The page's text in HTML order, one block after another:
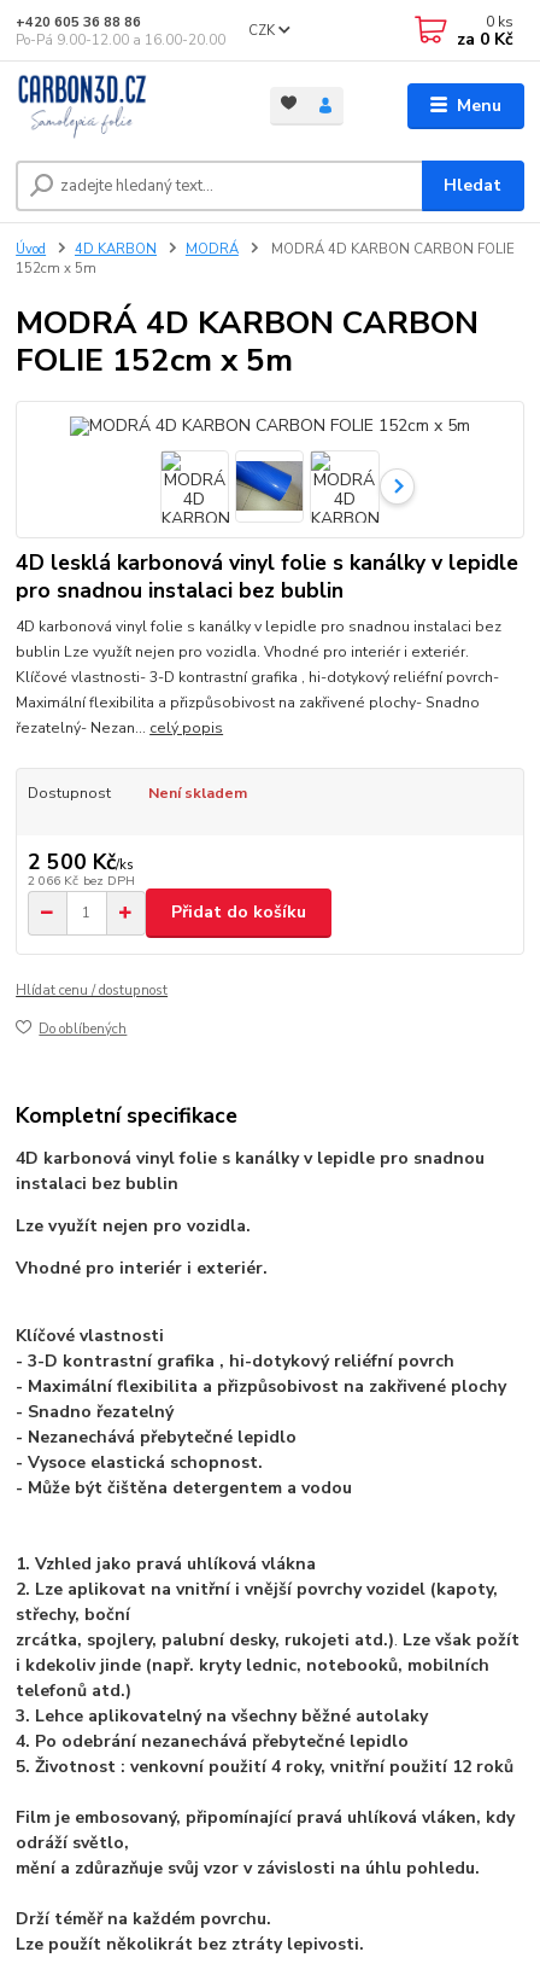
Menu
CZK
Hledat
+420 605 36 88 86
Po-Pá 9.00-12.00 a 16.00-20.00
0 ks
za 0 Kč
Úvod 4D KARBON MODRÁ
MODRÁ 4D KARBON CARBON FOLIE
152cm x 5m
MODRÁ 4D KARBON CARBON
FOLIE 152cm x 5m
4D lesklá karbonová vinyl folie s kanálky v lepidle
pro snadnou instalaci bez bublin
4D karbonová vinyl folie s kanálky v lepidle pro snadnou instalaci bez
bublin Lze využít nejen pro vozidla. Vhodné pro interiér i exteriér.
Klíčové vlastnosti- 3-D kontrastní grafika , hi-dotykový reliéfní povrch-
Maximální flexibilita a přizpůsobivost na zakřivené plochy- Snadno
řezatelný- Nezan... celý popis
Dostupnost Není skladem
2 500 Kč/ks
2 066 Kč bez DPH
Přidat do košíku
Hlídat cenu / dostupnost
Do oblíbených
Kompletní specifikace
4D karbonová vinyl folie s kanálky v lepidle pro snadnou
instalaci bez bublin
Lze využít nejen pro vozidla.
Vhodné pro interiér i exteriér.
Klíčové vlastnosti
- 3-D kontrastní grafika , hi-dotykový reliéfní povrch
- Maximální flexibilita a přizpůsobivost na zakřivené plochy
- Snadno řezatelný
- Nezanechává přebytečné lepidlo
- Vysoce elastická schopnost.
- Může být čištěna detergentem a vodou
1. Vzhled jako pravá uhlíková vlákna
2. Lze aplikovat na vnitřní i vnější povrchy vozidel (kapoty,
střechy, boční
zrcátka, spojlery, palubní desky, rukojeti atd.). Lze však požít
i kdekoliv jinde (např. kryty lednic, notebooků, mobilních
telefonů atd.)
3. Lehce aplikovatelný na všechny běžné autolaky
4. Po odebrání nezanechává přebytečné lepidlo
5. Životnost : venkovní použití 4 roky, vnitřní použití 12 roků
Film je embosovaný, připomínající pravá uhlíková vláken, kdy
odráží světlo,
mění a zdůrazňuje svůj vzor v závislosti na úhlu pohledu.
Drží téměř na každém povrchu.
Lze použít několikrát bez ztráty lepivosti.